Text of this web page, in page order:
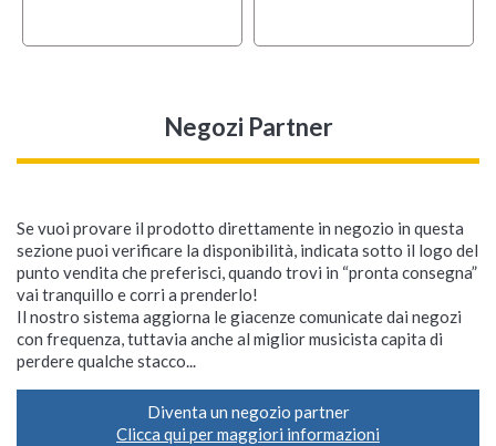
Negozi Partner
Se vuoi provare il prodotto direttamente in negozio in questa
sezione puoi verificare la disponibilità, indicata sotto il logo del
punto vendita che preferisci, quando trovi in “pronta consegna”
vai tranquillo e corri a prenderlo!
Il nostro sistema aggiorna le giacenze comunicate dai negozi
con frequenza, tuttavia anche al miglior musicista capita di
perdere qualche stacco...
Diventa un negozio partner
Clicca qui per maggiori informazioni